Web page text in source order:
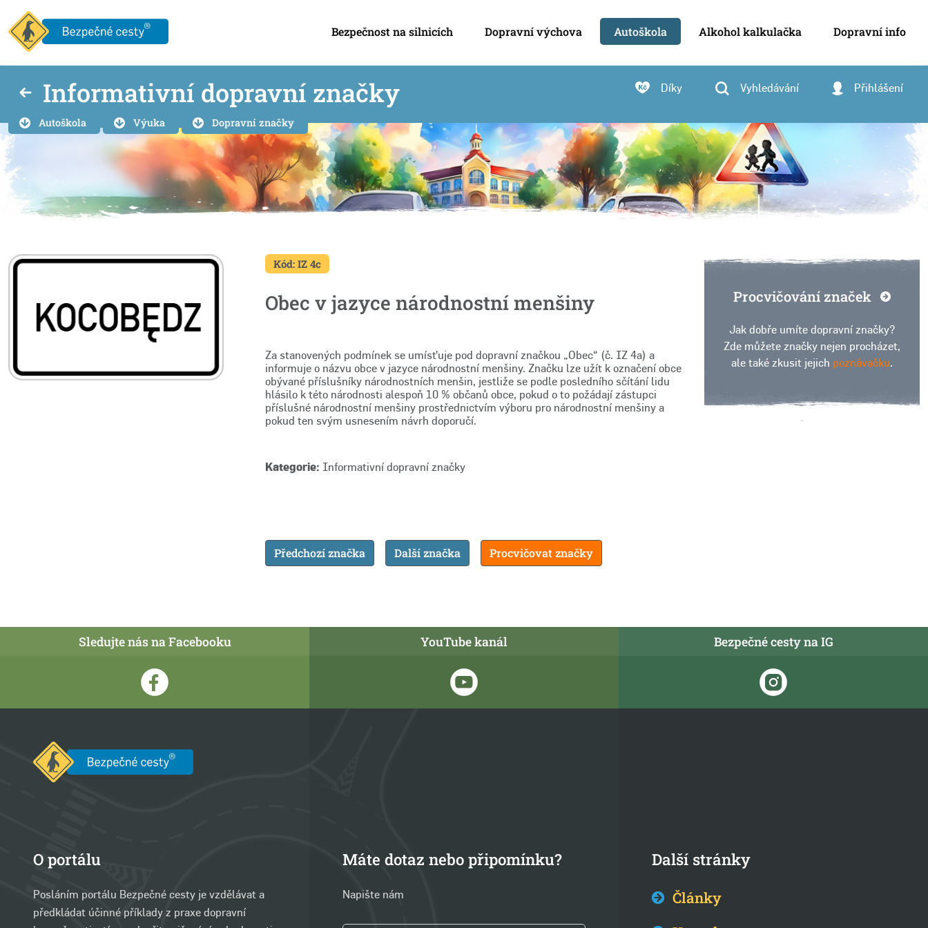
Bezpečnost na silnicích Dopravní výchova Autoškola Alkohol kalkulačka Dopravní info
Informativní dopravní značky Díky Vyhledávání Přihlášení
Autoškola Výuka Dopravní značky
Kód: IZ 4c
Obec v jazyce národnostní menšiny
Za stanovených podmínek se umísťuje pod dopravní značkou „Obec“ (č. IZ 4a) a
informuje o názvu obce v jazyce národnostní menšiny. Značku lze užít k označení obce
obývané příslušníky národnostních menšin, jestliže se podle posledního sčítání lidu
hlásilo k této národnosti alespoň 10 % občanů obce, pokud o to požádají zástupci
příslušné národnostní menšiny prostřednictvím výboru pro národnostní menšiny a
pokud ten svým usnesením návrh doporučí.
Kategorie: Informativní dopravní značky
Předchozí značka Další značka Procvičovat značky
Procvičování značek
Jak dobře umíte dopravní značky?
Zde můžete značky nejen procházet,
ale také zkusit jejich poznávačku.
Sledujte nás na Facebooku YouTube kanál Bezpečné cesty na IG
O portálu
Posláním portálu Bezpečné cesty je vzdělávat a
předkládat účinné příklady z praxe dopravní
Máte dotaz nebo připomínku?
Napište nám
Další stránky
Články